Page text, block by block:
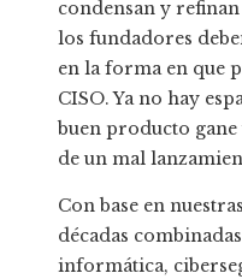
condensan y refinan
los fundadores
en la forma en que
CISO. Ya no hay
buen producto gane
de un mal
Con base en
décadas
informática,